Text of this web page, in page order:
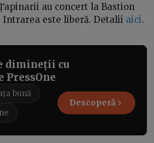
au concert la Bastion
Intrarea este liberă. Detalii aici.
dimineții cu
PressOne
bună
Descoperă